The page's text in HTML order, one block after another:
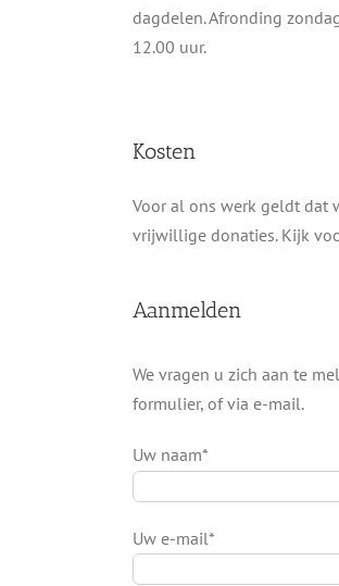
dagdelen. Afronding
12.00 uur.
Kosten
Voor al ons werk geldt dat
vrijwillige donaties. Kijk
Aanmelden
We vragen u zich aan te
formulier, of via e-mail.
Uw naam*
Uw e-mail*